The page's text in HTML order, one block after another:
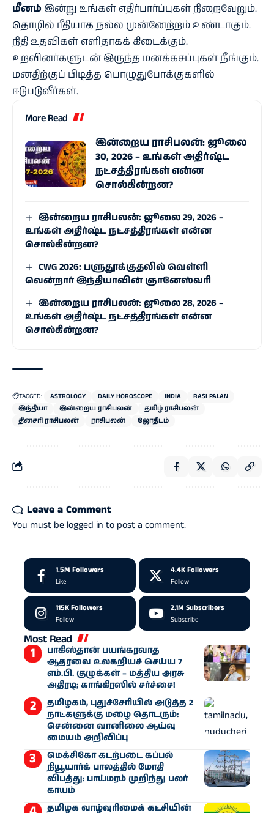
மீனம் இன்று உங்கள் எதிர்பார்ப்புகள் நிறைவேறும்.
தொழில் ரீதியாக நல்ல முன்னேற்றம் உண்டாகும்.
நிதி உதவிகள் எளிதாகக் கிடைக்கும்.
உறவினர்களுடன் இருந்த மனக்கசப்புகள் நீங்கும்.
மனதிற்குப் பிடித்த பொழுதுபோக்குகளில்
ஈடுபடுவீர்கள்.
More Read
இன்றைய ராசிபலன்: ஜூலை
30, 2026 – உங்கள் அதிர்ஷ்ட
நட்சத்திரங்கள் என்ன
சொல்கின்றன?
இன்றைய ராசிபலன்: ஜூலை 29, 2026 –
உங்கள் அதிர்ஷ்ட நட்சத்திரங்கள் என்ன
சொல்கின்றன?
CWG 2026: பளுதூக்குதலில் வெள்ளி
வென்றார் இந்தியாவின் ஞானேஸ்வரி
இன்றைய ராசிபலன்: ஜூலை 28, 2026 –
உங்கள் அதிர்ஷ்ட நட்சத்திரங்கள் என்ன
சொல்கின்றன?
TAGGED: ASTROLOGY DAILY HOROSCOPE INDIA
RASI PALAN
இந்தியா
இன்றைய ராசிபலன்
தமிழ் ராசிபலன்
தினசரி ராசிபலன்
ராசிபலன் ஜோதிடம்
Leave a Comment
You must be logged in to post a comment.
1.5M Followers
Like
4.4K Followers
Follow
115KFollowers
Follow
2.1M Subscribers
Subscribe
Most Read
பாகிஸ்தான் பயங்கரவாத
ஆதரவை உலகறியச் செய்ய 7
எம்.பி. குழுக்கள் – மத்திய அரசு
அதிரடி; காங்கிரஸில் சர்ச்சை!
தமிழகம், புதுச்சேரியில் அடுத்த 2
நாட்களுக்கு மழை தொடரும்:
சென்னை வானிலை ஆய்வு
மையம் அறிவிப்பு
மெக்சிகோ கடற்படை கப்பல்
நியூயார்க் பாலத்தில் மோதி
விபத்து: பாய்மரம் முறிந்து பலர்
காயம்
தமிழக வாழ்வுரிமைக் கட்சியின்